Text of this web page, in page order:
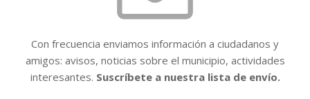
t
o
Con frecuencia enviamos información a ciudadanos y
amigos: avisos, noticias sobre el municipio, actividades
interesantes. Suscríbete a nuestra lista de envío.